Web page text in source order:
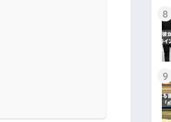
8
9